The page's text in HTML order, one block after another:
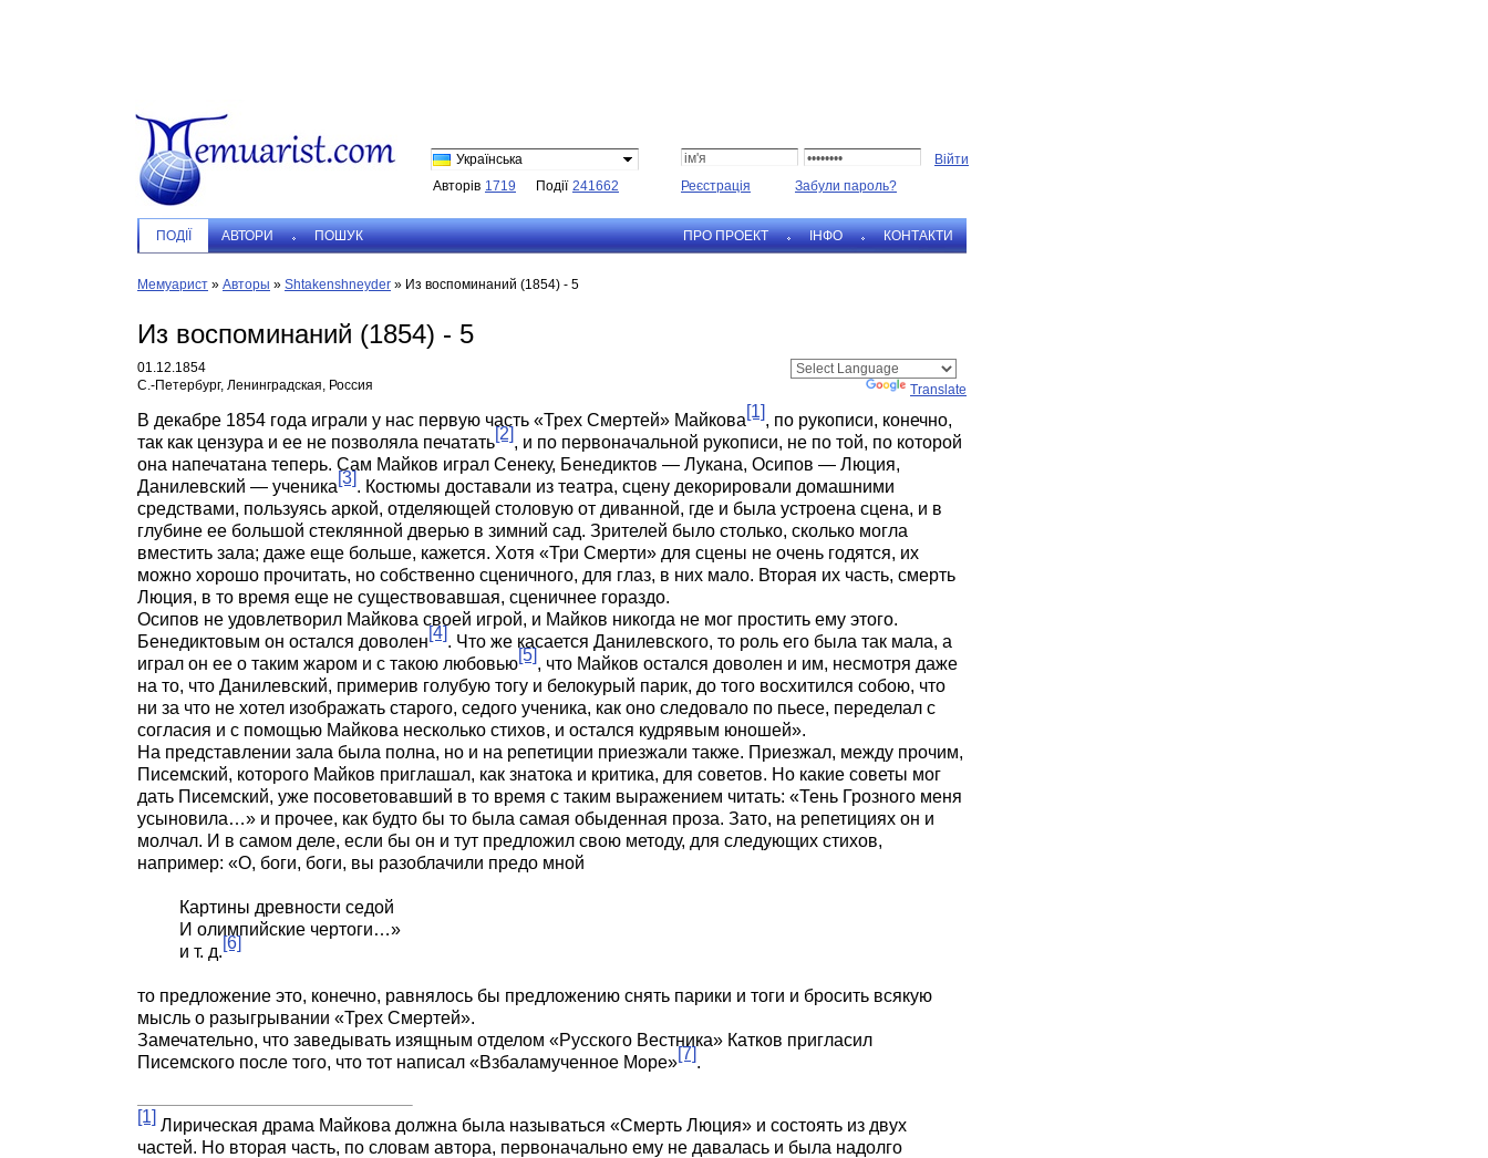
Українська
Авторів 1719 Події 241662 Реєстрація Забули пароль?
ПОДIЇ АВТОРИ ПОШУК ПРО ПРОЕКТ IНФО КОНТАКТИ
Мемуарист » Авторы » Shtakenshneyder » Из воспоминаний (1854) - 5
Из воспоминаний (1854) - 5
01.12.1854
С.-Петербург, Ленинградская, Россия
Translate
В декабре 1854 года играли у нас первую часть «Трех Смертей» Майкова[1], по рукописи, конечно,
так как цензура и ее не позволяла печатать[2], и по первоначальной рукописи, не по той, по которой
она напечатана теперь. Сам Майков играл Сенеку, Бенедиктов — Лукана, Осипов — Люция,
Данилевский — ученика[3]. Костюмы доставали из театра, сцену декорировали домашними
средствами, пользуясь аркой, отделяющей столовую от диванной, где и была устроена сцена, и в
глубине ее большой стеклянной дверью в зимний сад. Зрителей было столько, сколько могла
вместить зала; даже еще больше, кажется. Хотя «Три Смерти» для сцены не очень годятся, их
можно хорошо прочитать, но собственно сценичного, для глаз, в них мало. Вторая их часть, смерть
Люция, в то время еще не существовавшая, сценичнее гораздо.
Осипов не удовлетворил Майкова своей игрой, и Майков никогда не мог простить ему этого.
Бенедиктовым он остался доволен[4]. Что же касается Данилевского, то роль его была так мала, а
играл он ее о таким жаром и с такою любовью[5], что Майков остался доволен и им, несмотря даже
на то, что Данилевский, примерив голубую тогу и белокурый парик, до того восхитился собою, что
ни за что не хотел изображать старого, седого ученика, как оно следовало по пьесе, переделал с
согласия и с помощью Майкова несколько стихов, и остался кудрявым юношей».
На представлении зала была полна, но и на репетиции приезжали также. Приезжал, между прочим,
Писемский, которого Майков приглашал, как знатока и критика, для советов. Но какие советы мог
дать Писемский, уже посоветовавший в то время с таким выражением читать: «Тень Грозного меня
усыновила…» и прочее, как будто бы то была самая обыденная проза. Зато, на репетициях он и
молчал. И в самом деле, если бы он и тут предложил свою методу, для следующих стихов,
например: «О, боги, боги, вы разоблачили предо мной
Картины древности седой
И олимпийские чертоги…»
и т. д.[6]
то предложение это, конечно, равнялось бы предложению снять парики и тоги и бросить всякую
мысль о разыгрывании «Трех Смертей».
Замечательно, что заведывать изящным отделом «Русского Вестника» Катков пригласил
Писемского после того, что тот написал «Взбаламученное Море»[7].
[1] Лирическая драма Майкова должна была называться «Смерть Люция» и состоять из двух
частей. Но вторая часть, по словам автора, первоначально ему не давалась и была надолго